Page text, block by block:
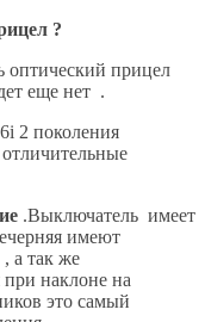
?
оптический прицел
еще нет .
2 поколения
.Выключатель имеет
имеют
а так же
наклоне на
это самый